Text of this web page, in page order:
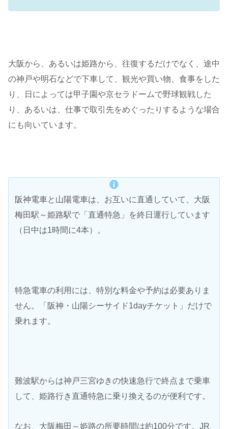
大阪から、あるいは姫路から、往復するだけでなく、途中
の神戸や明石などで下車して、観光や買い物、食事をした
り、日によっては甲子園や京セラドームで野球観戦した
り、あるいは、仕事で取引先をめぐったりするような場合
にも向いています。
阪神電車と山陽電車は、お互いに直通していて、大阪
梅田駅～姫路駅で「直通特急」を終日運行しています
（日中は1時間に4本）。
特急電車の利用には、特別な料金や予約は必要ありま
せん。「阪神・山陽シーサイド1dayチケット」だけで
乗れます。
難波駅からは神戸三宮ゆきの快速急行で終点まで乗車
して、姫路行き直通特急に乗り換えるのが便利です。
なお、大阪梅田～姫路の所要時間は約100分です。JR